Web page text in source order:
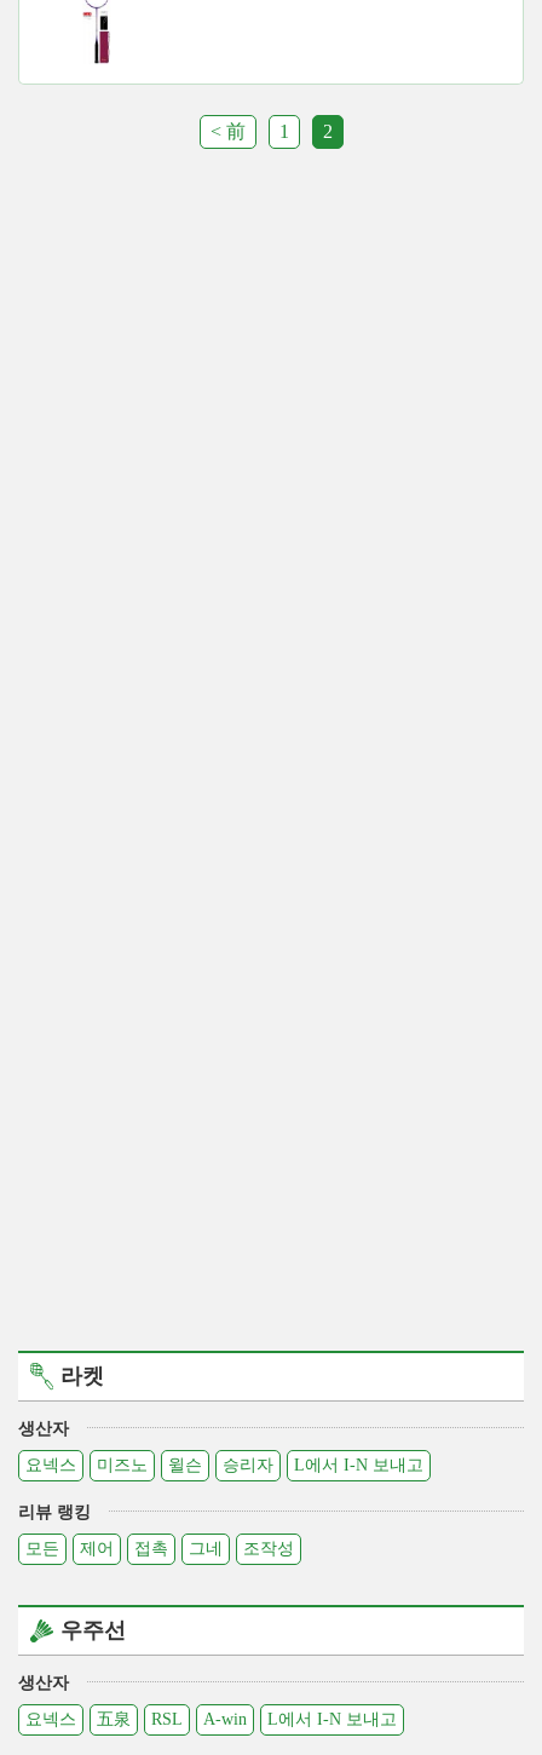
< 前 1 2
라켓
생산자
요넥스
미즈노 윌슨 승리자 L에서 I-N 보내고
리뷰 랭킹
모든
제어 접촉 그네 조작성
우주선
생산자
요넥스
五泉 RSL A-win L에서 I-N 보내고